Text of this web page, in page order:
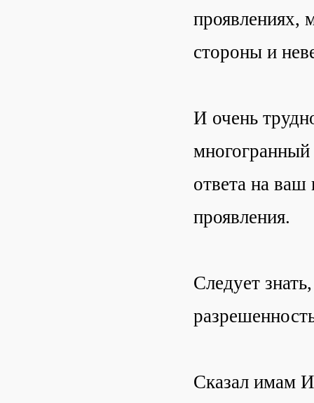
проявлениях,
стороны и
И очень
многогранный
ответа на ваш
проявления.
Следует
Сказал имам